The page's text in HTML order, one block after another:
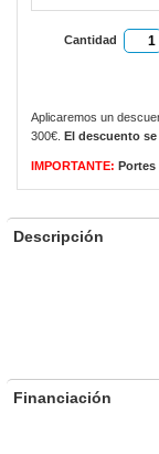
Cantidad
Aplicaremos un
300€.
El descuento
IMPORTANTE:
Descripción
Financiación